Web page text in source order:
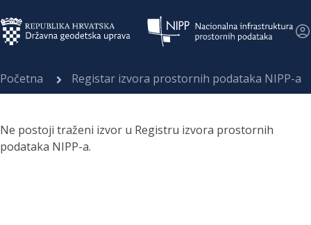
Početna Registar izvora prostornih podataka NIPP-a
Ne postoji traženi izvor u Registru izvora prostornih
podataka NIPP-a.